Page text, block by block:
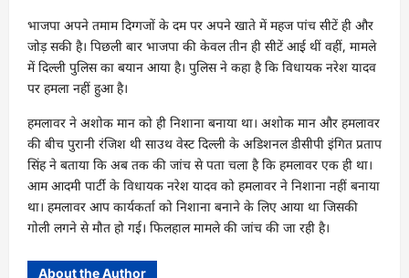
भाजपा अपने तमाम दिग्गजों के दम पर अपने खाते में महज पांच सीटें ही और
जोड़ सकी है। पिछली बार भाजपा की केवल तीन ही सीटें आई थीं वहीं, मामले
में दिल्ली पुलिस का बयान आया है। पुलिस ने कहा है कि विधायक नरेश यादव
पर हमला नहीं हुआ है।
हमलावर ने अशोक मान को ही निशाना बनाया था। अशोक मान और हमलावर
की बीच पुरानी रंजिश थी साउथ वेस्ट दिल्ली के अडिशनल डीसीपी इंगित प्रताप
सिंह ने बताया कि अब तक की जांच से पता चला है कि हमलावर एक ही था।
आम आदमी पार्टी के विधायक नरेश यादव को हमलावर ने निशाना नहीं बनाया
था। हमलावर आप कार्यकर्ता को निशाना बनाने के लिए आया था जिसकी
गोली लगने से मौत हो गई। फिलहाल मामले की जांच की जा रही है।
About the Author